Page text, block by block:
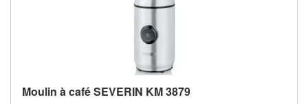
Moulin à café SEVERIN KM 3879